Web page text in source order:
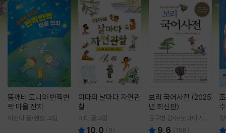
똥깨비 도니와 반짝반
짝 마을 잔치
이현아 글/핸짱 그림
이다의 날마다 자연관
찰
이다 글그림
10.0 (9)
보리 국어사전 (2025
년 최신판)
윤구병 감수/토박이 사전
편찬실 편
9.6 (158)